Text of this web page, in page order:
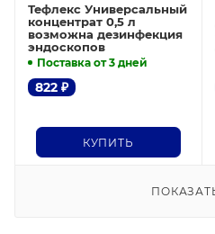
Тефлекс Универсальный
концентрат 0,5 л
возможна дезинфекция
эндоскопов
Поставка от 3 дней
822 ₽
КУПИТЬ